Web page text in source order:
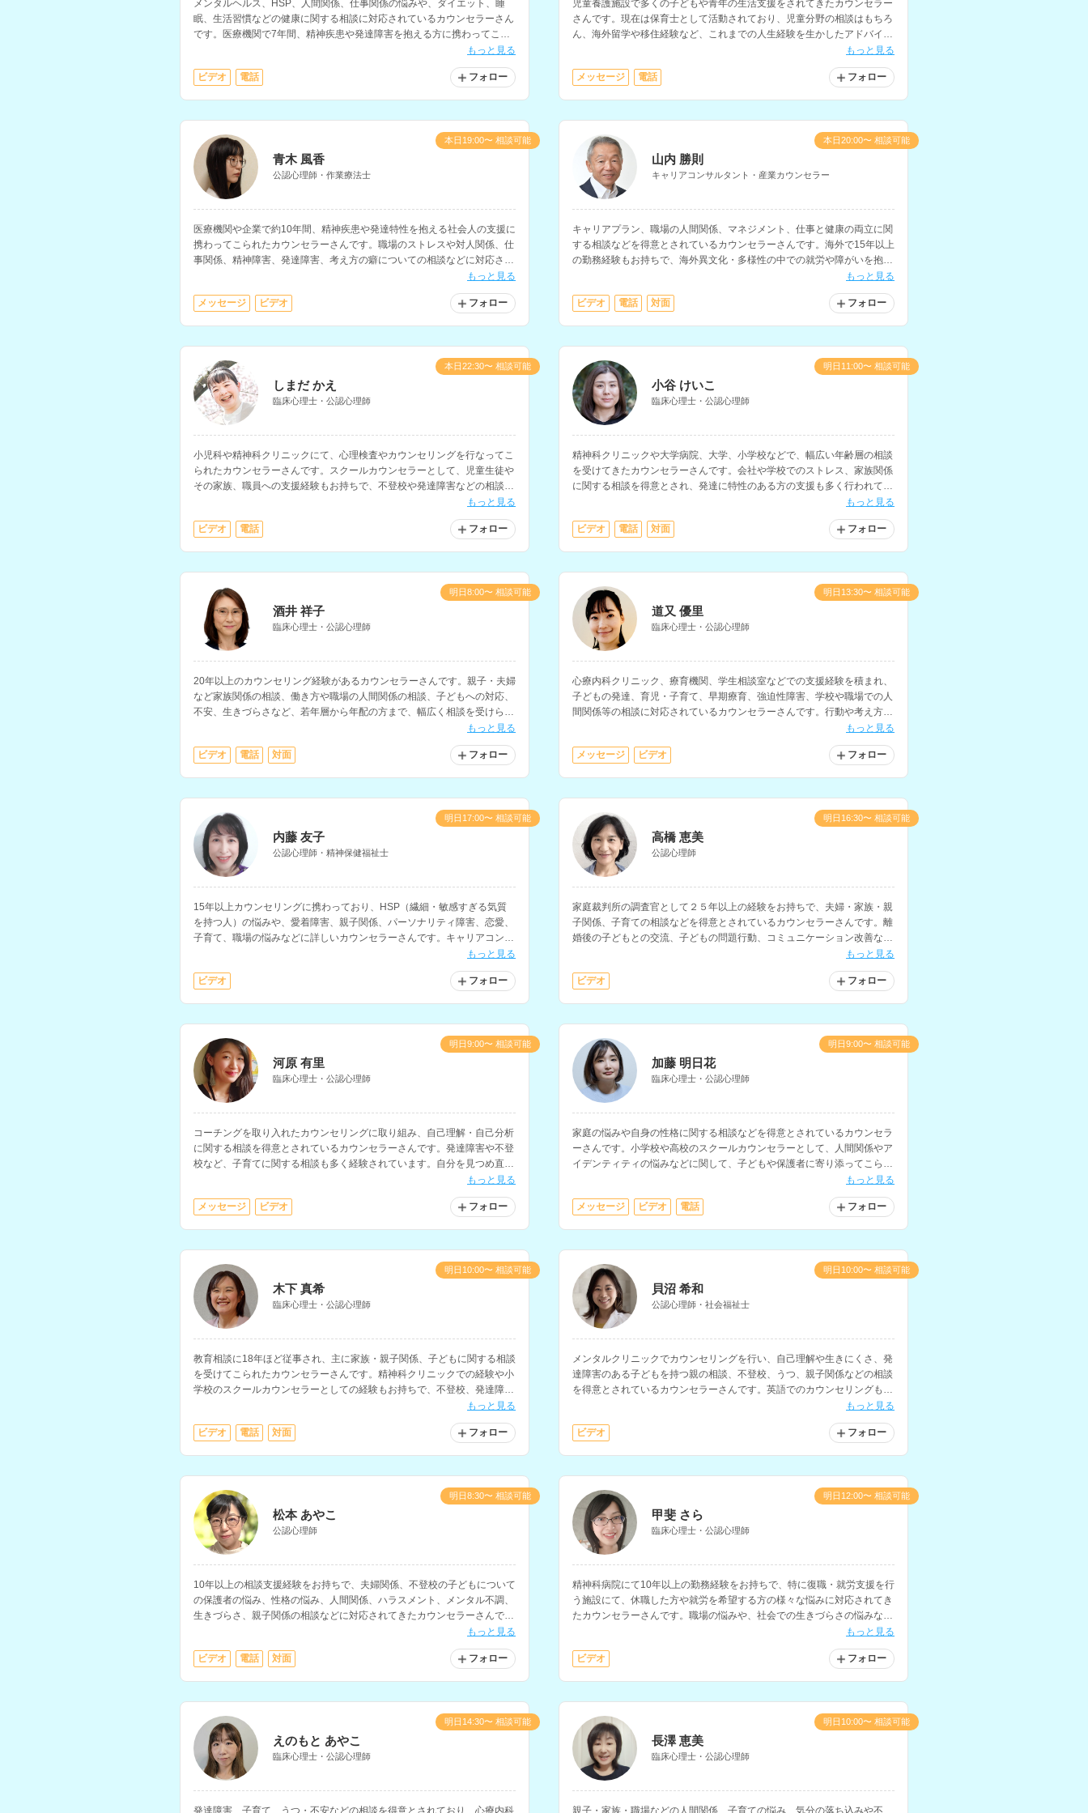
メンタルヘルス、HSP、人間関係、仕事関係の悩みや、ダイエット、睡
眠、生活習慣などの健康に関する相談に対応されているカウンセラーさん
です。医療機関で7年間、精神疾患や発達障害を抱える方に携わってこら
もっと見る
ビデオ 電話 フォロー
児童養護施設で多くの子どもや青年の生活支援をされてきたカウンセラー
さんです。現在は保育士として活動されており、児童分野の相談はもちろ
ん、海外留学や移住経験など、これまでの人生経験を生かしたアドバイス
も可能です。ファイナンシャルプランナーの資格をお持ちで、お金に関す
もっと見る
メッセージ 電話 フォロー
青木 風香
公認心理師・作業療法士
医療機関や企業で約10年間、精神疾患や発達特性を抱える社会人の支援に
携わってこられたカウンセラーさんです。職場のストレスや対人関係、仕
事関係、精神障害、発達障害、考え方の癖についての相談などに対応され
もっと見る
メッセージ ビデオ フォロー
本日19:00〜 相談可能
山内 勝則
キャリアコンサルタント・産業カウンセラー
キャリアプラン、職場の人間関係、マネジメント、仕事と健康の両立に関
する相談などを得意とされているカウンセラーさんです。海外で15年以上
の勤務経験もお持ちで、海外異文化・多様性の中での就労や障がいを抱え
もっと見る
ビデオ 電話 対面 フォロー
本日20:00〜 相談可能
しまだ かえ
臨床心理士・公認心理師
小児科や精神科クリニックにて、心理検査やカウンセリングを行なってこ
られたカウンセラーさんです。スクールカウンセラーとして、児童生徒や
その家族、職員への支援経験もお持ちで、不登校や発達障害などの相談を
もっと見る
ビデオ 電話 フォロー
本日22:30〜 相談可能
小谷 けいこ
臨床心理士・公認心理師
精神科クリニックや大学病院、大学、小学校などで、幅広い年齢層の相談
を受けてきたカウンセラーさんです。会社や学校でのストレス、家族関係
に関する相談を得意とされ、発達に特性のある方の支援も多く行われてい
もっと見る
ビデオ 電話 対面 フォロー
明日11:00〜 相談可能
酒井 祥子
臨床心理士・公認心理師
20年以上のカウンセリング経験があるカウンセラーさんです。親子・夫婦
など家族関係の相談、働き方や職場の人間関係の相談、子どもへの対応、
不安、生きづらさなど、若年層から年配の方まで、幅広く相談を受けられ
※性依存・性犯罪に関するご相談には対応しておりません。ご了承くださ
もっと見る
ビデオ 電話 対面 フォロー
明日8:00〜 相談可能
道又 優里
臨床心理士・公認心理師
心療内科クリニック、療育機関、学生相談室などでの支援経験を積まれ、
子どもの発達、育児・子育て、早期療育、強迫性障害、学校や職場での人
間関係等の相談に対応されているカウンセラーさんです。行動や考え方に
もっと見る
メッセージ ビデオ フォロー
明日13:30〜 相談可能
内藤 友子
公認心理師・精神保健福祉士
15年以上カウンセリングに携わっており、HSP（繊細・敏感すぎる気質
を持つ人）の悩みや、愛着障害、親子関係、パーソナリティ障害、恋愛、
子育て、職場の悩みなどに詳しいカウンセラーさんです。キャリアコンサ
ルタントの指導者資格もお持ちで、職場における人間関係の悩みや、キャ
もっと見る
ビデオ フォロー
明日17:00〜 相談可能
高橋 恵美
公認心理師
家庭裁判所の調査官として２５年以上の経験をお持ちで、夫婦・家族・親
子関係、子育ての相談などを得意とされているカウンセラーさんです。離
婚後の子どもとの交流、子どもの問題行動、コミュニケーション改善など
もっと見る
ビデオ フォロー
明日16:30〜 相談可能
河原 有里
臨床心理士・公認心理師
コーチングを取り入れたカウンセリングに取り組み、自己理解・自己分析
に関する相談を得意とされているカウンセラーさんです。発達障害や不登
校など、子育てに関する相談も多く経験されています。自分を見つめ直し
もっと見る
メッセージ ビデオ フォロー
明日9:00〜 相談可能
加藤 明日花
臨床心理士・公認心理師
家庭の悩みや自身の性格に関する相談などを得意とされているカウンセラ
ーさんです。小学校や高校のスクールカウンセラーとして、人間関係やア
イデンティティの悩みなどに関して、子どもや保護者に寄り添ってこられ
もっと見る
メッセージ ビデオ 電話 フォロー
明日9:00〜 相談可能
木下 真希
臨床心理士・公認心理師
教育相談に18年ほど従事され、主に家族・親子関係、子どもに関する相談
を受けてこられたカウンセラーさんです。精神科クリニックでの経験や小
学校のスクールカウンセラーとしての経験もお持ちで、不登校、発達障害
もっと見る
ビデオ 電話 対面 フォロー
明日10:00〜 相談可能
貝沼 希和
公認心理師・社会福祉士
メンタルクリニックでカウンセリングを行い、自己理解や生きにくさ、発
達障害のある子どもを持つ親の相談、不登校、うつ、親子関係などの相談
を得意とされているカウンセラーさんです。英語でのカウンセリングも可
能で、大学でのキャリアカウンセリングなどの経験もお持ちです。もっと見る
ビデオ フォロー
明日10:00〜 相談可能
松本 あやこ
公認心理師
10年以上の相談支援経験をお持ちで、夫婦関係、不登校の子どもについて
の保護者の悩み、性格の悩み、人間関係、ハラスメント、メンタル不調、
生きづらさ、親子関係の相談などに対応されてきたカウンセラーさんで
もっと見る
ビデオ 電話 対面 フォロー
明日8:30〜 相談可能
甲斐 さら
臨床心理士・公認心理師
精神科病院にて10年以上の勤務経験をお持ちで、特に復職・就労支援を行
う施設にて、休職した方や就労を希望する方の様々な悩みに対応されてき
たカウンセラーさんです。職場の悩みや、社会での生きづらさの悩みなど
もっと見る
ビデオ フォロー
明日12:00〜 相談可能
えのもと あやこ
臨床心理士・公認心理師
発達障害、子育て、うつ・不安などの相談を得意とされており、心療内科
明日14:30〜 相談可能
長澤 恵美
臨床心理士・公認心理師
親子・家族・職場などの人間関係、子育ての悩み、気分の落ち込みや不
明日10:00〜 相談可能